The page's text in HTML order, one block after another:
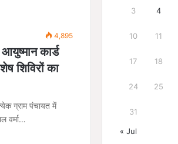
4,895
कार्ड
शिविरों का
ग्राम पंचायत में
वर्मा…
3 4
10 11
17 18
24 25
31
« Jul